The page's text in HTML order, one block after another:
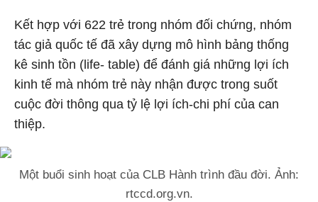
Kết hợp với 622 trẻ trong nhóm đối chứng, nhóm
tác giả quốc tế đã xây dựng mô hình bảng thống
kê sinh tồn (life- table) để đánh giá những lợi ích
kinh tế mà nhóm trẻ này nhận được trong suốt
cuộc đời thông qua tỷ lệ lợi ích-chi phí của can
thiệp.
Một buổi sinh hoạt của CLB Hành trình đầu đời. Ảnh:
rtccd.org.vn.